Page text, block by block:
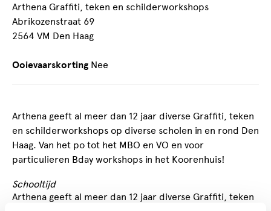
Arthena geeft al meer dan 12 jaar diverse Graffiti, teken
en schilderworkshops op diverse scholen in en rond Den
Haag. Van het po tot het MBO en VO en voor
particulieren Bday workshops in het Koorenhuis!
Schooltijd
Arthena geeft al meer dan 12 jaar diverse Graffiti, teken
Arthena Graffiti, teken en schilderworkshops
Abrikozenstraat 69
2564 VM Den Haag
Ooievaarskorting Nee